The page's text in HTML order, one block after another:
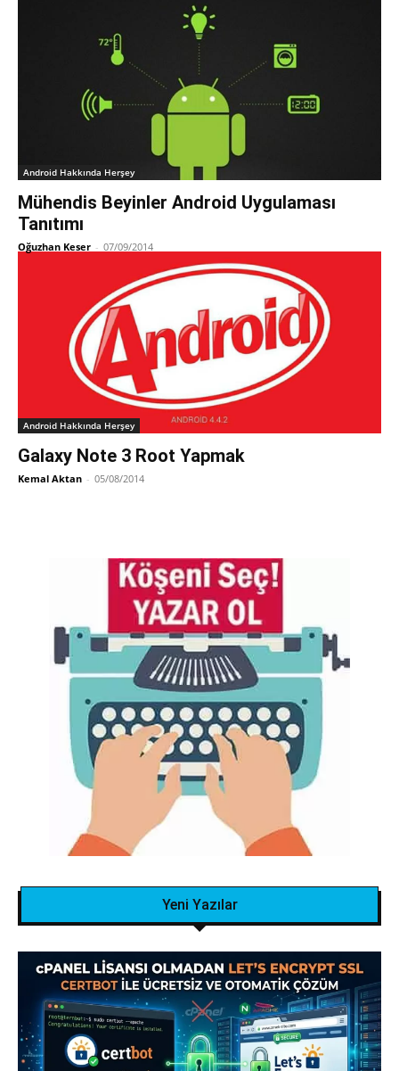
Android Hakkında Herşey
Mühendis Beyinler Android Uygulaması
Tanıtımı
Oğuzhan Keser - 07/09/2014
Android Hakkında Herşey
Galaxy Note 3 Root Yapmak
Kemal Aktan - 05/08/2014
Yeni Yazılar